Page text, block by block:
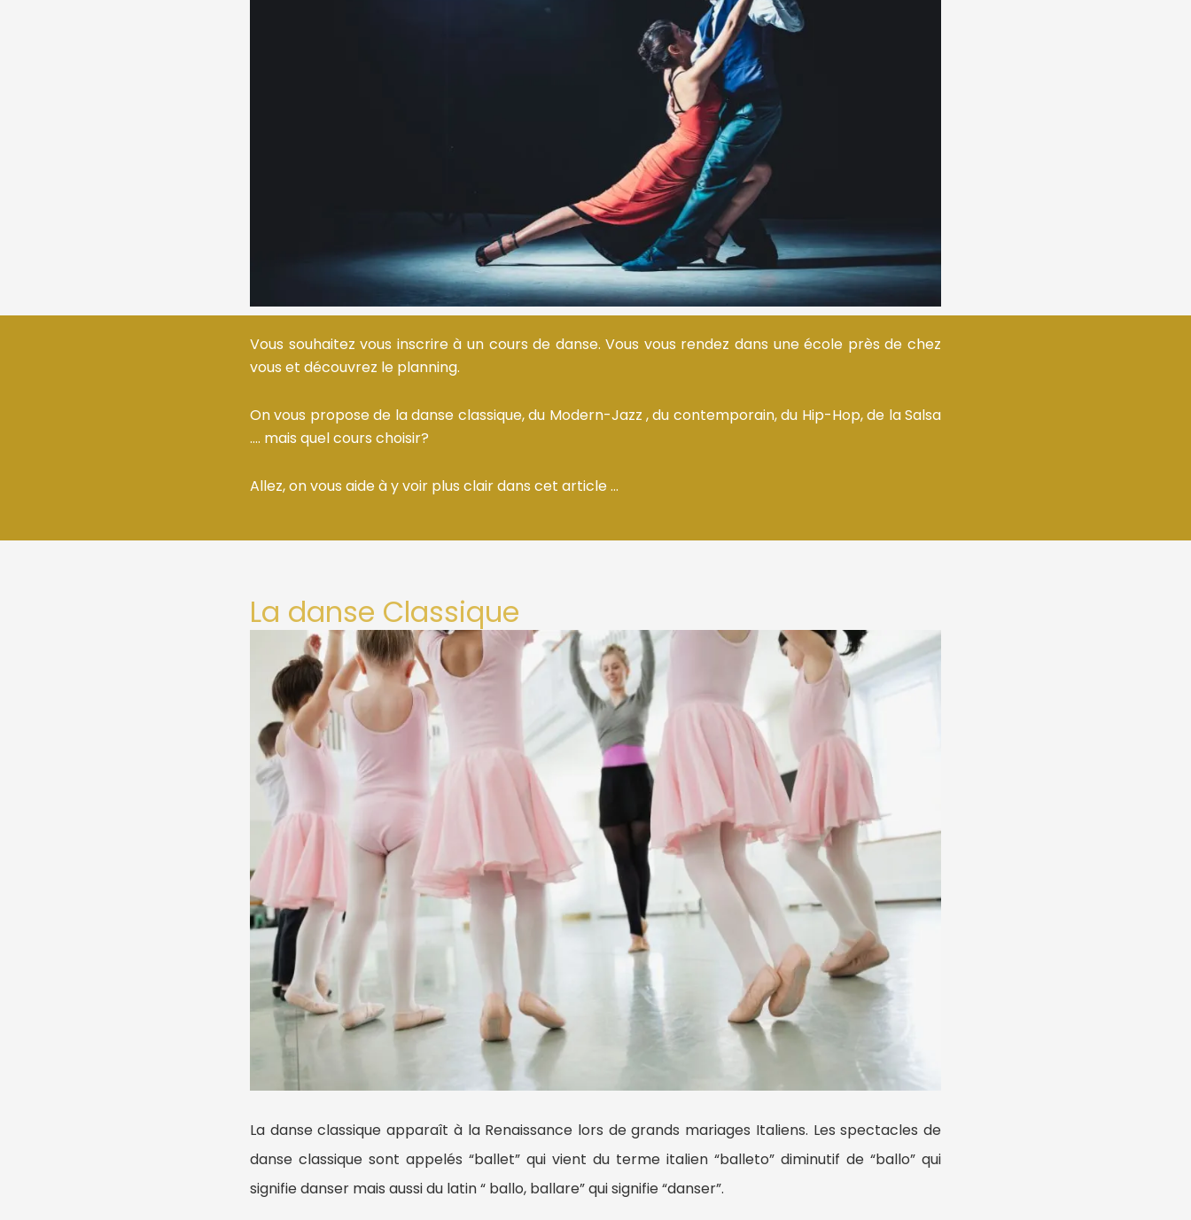
Vous souhaitez vous inscrire à un cours de danse.Vous vous rendez dans une école près de chez
vous et découvrez le planning.
On vous propose de la danse classique, du Modern-Jazz , du contemporain, du Hip-Hop, de la Salsa
…. mais quel cours choisir?
Allez, on vous aide à y voir plus clair dans cet article …
La danse Classique
La danse classique apparaît à la Renaissance lors de grands mariages Italiens. Les spectacles de
danse classique sont appelés “ballet” qui vient du terme italien “balleto” diminutif de “ballo” qui
signifie danser mais aussi du latin “ ballo, ballare” qui signifie “danser”.